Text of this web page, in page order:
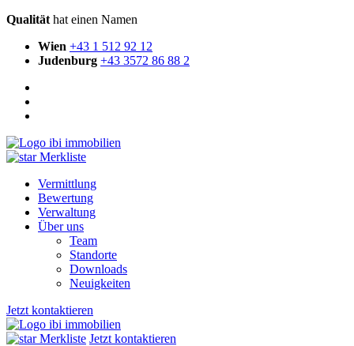
Qualität hat einen Namen
Wien +43 1 512 92 12
Judenburg +43 3572 86 88 2
Merkliste
Vermittlung
Bewertung
Verwaltung
Über uns
Team
Standorte
Downloads
Neuigkeiten
Jetzt kontaktieren
Merkliste Jetzt kontaktieren